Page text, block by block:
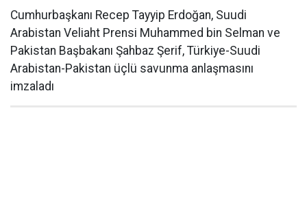
Cumhurbaşkanı Recep Tayyip Erdoğan, Suudi
Arabistan Veliaht Prensi Muhammed bin Selman ve
Pakistan Başbakanı Şahbaz Şerif, Türkiye-Suudi
Arabistan-Pakistan üçlü savunma anlaşmasını
imzaladı